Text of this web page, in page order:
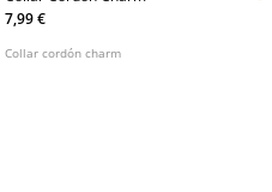
7,99 €
Collar cordón charm